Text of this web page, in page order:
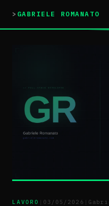
GABRIELE ROMANATO
LAVORO | 03/05/2026 |